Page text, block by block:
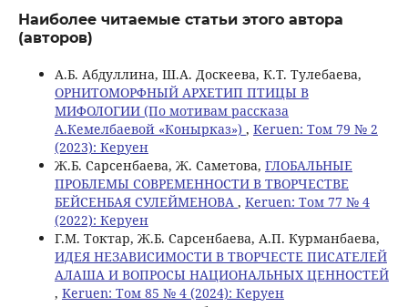
Наиболее читаемые статьи этого автора
(авторов)
А.Б. Абдуллина, Ш.А. Доскеева, К.Т. Тулебаева,
ОРНИТОМОРФНЫЙ АРХЕТИП ПТИЦЫ В
МИФОЛОГИИ (По мотивам рассказа
А.Кемелбаевой «Конырказ») , Keruen: Том 79 № 2
(2023): Керуен
Ж.Б. Сарсенбаева, Ж. Саметова, ГЛОБАЛЬНЫЕ
ПРОБЛЕМЫ СОВРЕМЕННОСТИ В ТВОРЧЕСТВЕ
БЕЙСЕНБАЯ СУЛЕЙМЕНОВА , Keruen: Том 77 № 4
(2022): Керуен
Г.М. Токтар, Ж.Б. Сарсенбаева, А.П. Курманбаева,
ИДЕЯ НЕЗАВИСИМОСТИ В ТВОРЧЕСТЕ ПИСАТЕЛЕЙ
АЛАША И ВОПРОСЫ НАЦИОНАЛЬНЫХ ЦЕННОСТЕЙ
, Keruen: Том 85 № 4 (2024): Керуен